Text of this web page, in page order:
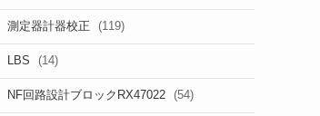
測定器計器校正 (119)
LBS (14)
NF回路設計ブロックRX47022 (54)